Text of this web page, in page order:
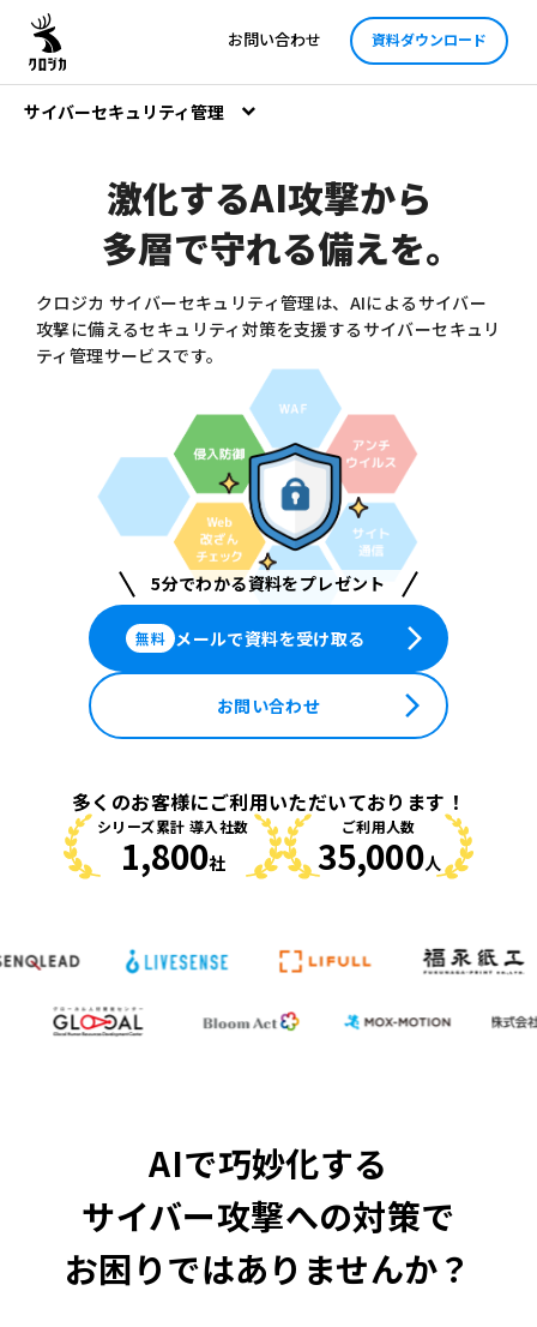
お問い合わせ 資料ダウンロード
サイバーセキュリティ管理
激化するAI攻撃から
多層で守れる備えを。
クロジカ サイバーセキュリティ管理は、AIによるサイバー
攻撃に備えるセキュリティ対策を支援するサイバーセキュリ
ティ管理サービスです。
5分でわかる資料をプレゼント
無料 メールで資料を受け取る arrow_forward_ios
お問い合わせ arrow_forward_ios
多くのお客様にご利用いただいております！
シリーズ累計 導入社数
1,800社
ご利用人数
35,000人
AIで巧妙化する
サイバー攻撃への対策で
お困りではありませんか？